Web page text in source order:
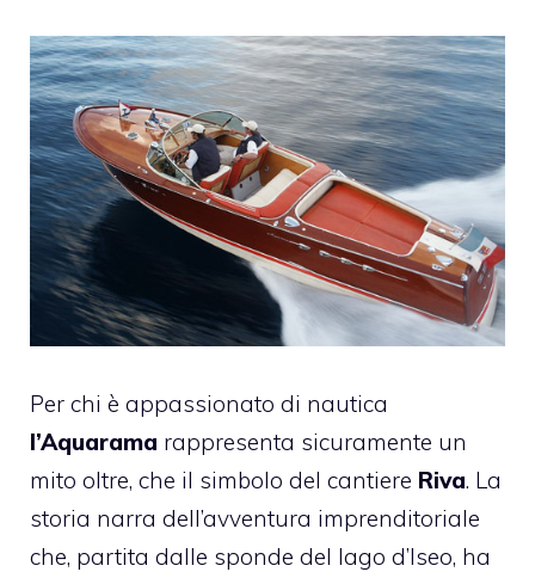
Per chi è appassionato di nautica
l’Aquarama rappresenta sicuramente un
mito oltre, che il simbolo del cantiere Riva. La
storia narra dell’avventura imprenditoriale
che, partita dalle sponde del lago d’Iseo, ha